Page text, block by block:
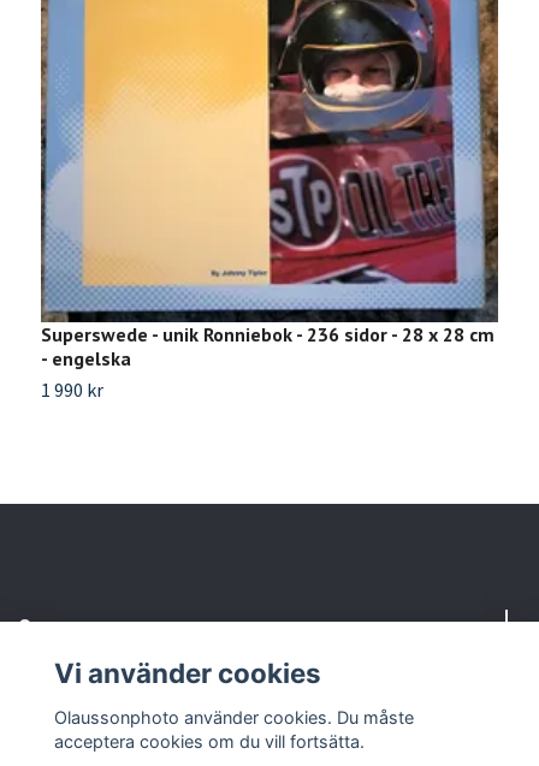
Superswede - unik Ronniebok - 236 sidor - 28 x 28 cm
- engelska
1 990 kr
Om oss
Kundtjänst
Vi använder cookies
Olaussonphoto använder cookies. Du måste
acceptera cookies om du vill fortsätta.